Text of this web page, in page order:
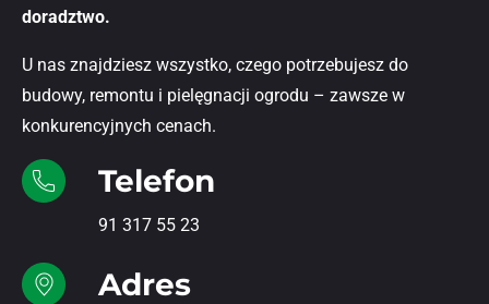
doradztwo.
U nas znajdziesz wszystko, czego potrzebujesz do
budowy, remontu i pielęgnacji ogrodu – zawsze w
konkurencyjnych cenach.
Telefon
91 317 55 23
Adres